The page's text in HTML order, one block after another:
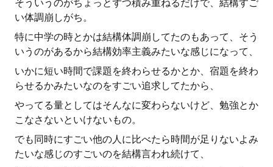
そういうのがちょっとずつ積み重ねるだけで、結構すご
い体調崩しがち。
特に中学の時とかは結構体調崩してたのもあって、そう
いうのがあるから結構効率主義みたいな感じになって、
いかに短い時間で課題を終わらせるかとか、宿題を終わ
らせるかみたいなのをすごい追求してたから、
やってる量としてはそんなに変わらないけど、勉強とか
こなさないといけないもの。
でも同時にすごい他の人に比べたら時間が足りないよみ
たいな感じのすごいのを結構言われ続けて、